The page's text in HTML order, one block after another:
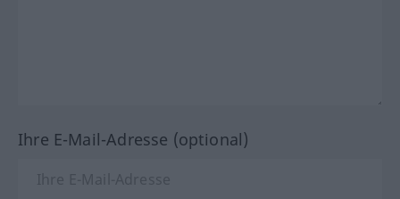
Ihre E-Mail-Adresse (optional)